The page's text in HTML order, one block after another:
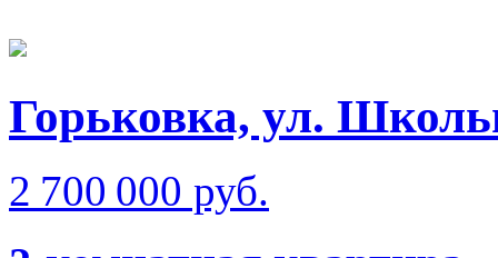
Горьковка, ул.
2 700 000 руб.